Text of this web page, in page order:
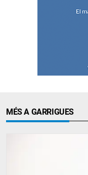
MÉS A GARRIGUES